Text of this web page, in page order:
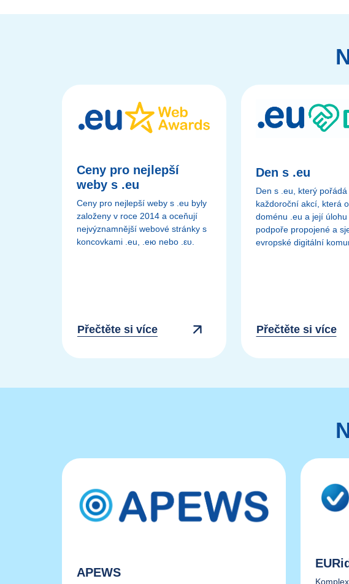
Ceny pro nejlepší
weby s .eu
Ceny pro nejlepší weby s .eu byly
založeny v roce 2014 a oceňují
nejvýznamnější webové stránky s
koncovkami .eu, .ею nebo .ευ.
Přečtěte si více
Den s .eu
Den s .eu, který pořádá
každoroční akcí, která
doménu .eu a její úlohu
podpoře propojené a
evropské digitální
Přečtěte si více
APEWS